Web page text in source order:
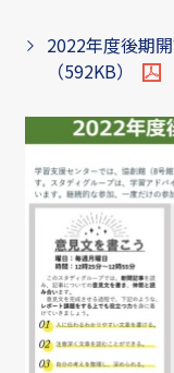
2022年度後期
（592KB）